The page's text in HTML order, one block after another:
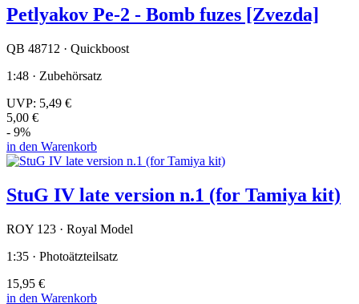
Petlyakov Pe-2 - Bomb fuzes [Zvezda]
QB 48712 · Quickboost
1:48 · Zubehörsatz
UVP: 5,49 €
5,00 €
- 9%
in den Warenkorb
StuG IV late version n.1 (for Tamiya kit)
ROY 123 · Royal Model
1:35 · Photoätzteilsatz
15,95 €
in den Warenkorb